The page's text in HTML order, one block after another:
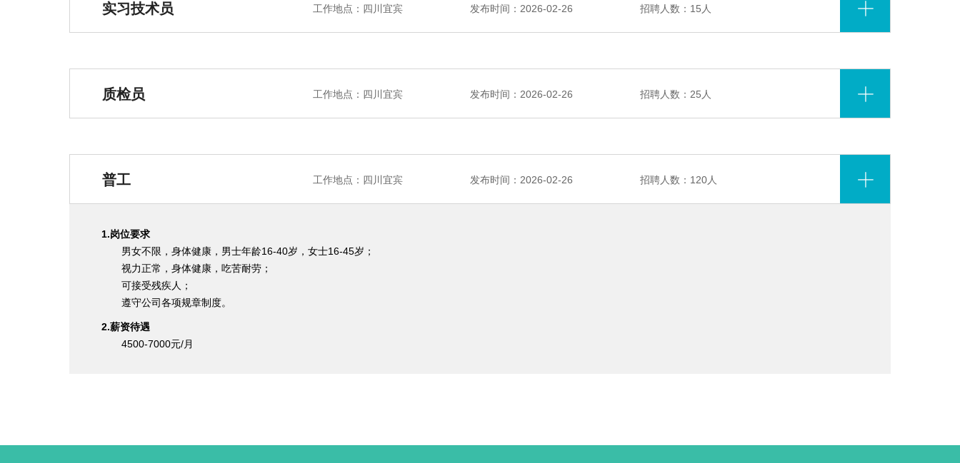
实习技术员 工作地点：四川宜宾 发布时间：2026-02-26 招聘人数：15人
质检员 工作地点：四川宜宾 发布时间：2026-02-26 招聘人数：25人
普工 工作地点：四川宜宾 发布时间：2026-02-26 招聘人数：120人
1.岗位要求
男女不限，身体健康，男士年龄16-40岁，女士16-45岁；
视力正常，身体健康，吃苦耐劳；
可接受残疾人；
遵守公司各项规章制度。
2.薪资待遇
4500-7000元/月